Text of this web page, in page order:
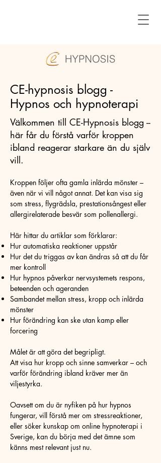
CE-hypnosis blogg -
Hypnos och hypnoterapi
Välkommen till CE-Hypnosis blogg --
här får du förstå varför kroppen
ibland reagerar starkare än du själv
vill.
Kroppen följer ofta gamla inlärda mönster –
även när vi vill något annat. Det kan visa sig
som stress, flygrädsla, prestationsångest eller
allergirelaterade besvär som pollenallergi.
Här hittar du artiklar som förklarar:
Hur automatiska reaktioner uppstår
Hur det du triggas av kan ändras så att du får
mer kontroll
Hur hypnos påverkar nervsystemets respons,
beteenden och ageranden
Sambandet mellan stress, kropp och inlärda
mönster
Hur förändring kan ske utan kamp eller
forcering
Målet är att göra det begripligt.
Att visa hur kropp och sinne samverkar – och
varför förändring ibland kräver mer än
viljestyrka.
Oavsett om du är nyfiken på hur hypnos
fungerar, vill förstå mer om stressreaktioner,
eller söker kunskap om online hypnoterapi i
Sverige, kan du börja med det ämne som
känns mest relevant just nu.